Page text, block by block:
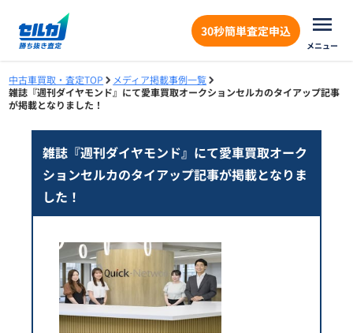
30秒簡単査定申込
メニュー
中古車買取・査定TOP
メディア掲載事例一覧
雑誌『週刊ダイヤモンド』にて愛車買取オークションセルカのタイアップ記事
が掲載となりました！
雑誌『週刊ダイヤモンド』にて愛車買取オーク
ションセルカのタイアップ記事が掲載となりま
した！